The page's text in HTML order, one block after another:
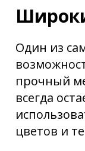
Один из
прочный
всегда
цветов и